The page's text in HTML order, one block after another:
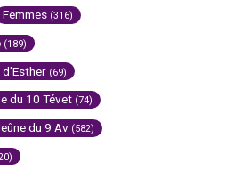
Femmes (316)
(189)
d'Esther (69)
du 10 Tévet (74)
du 9 Av (582)